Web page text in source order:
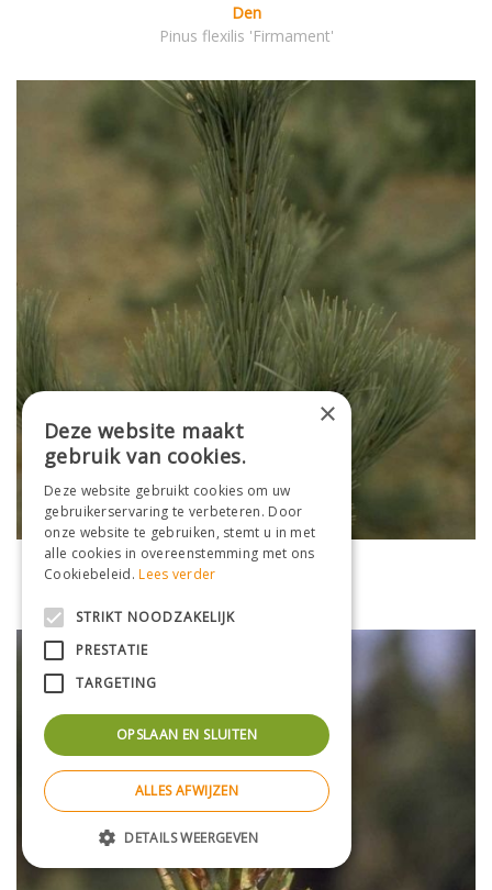
Den
Pinus flexilis 'Firmament'
Den
Pinus flexilis
×
Deze website maakt
gebruik van cookies.
Deze website gebruikt cookies om uw
gebruikerservaring te verbeteren. Door
onze website te gebruiken, stemt u in met
alle cookies in overeenstemming met ons
Cookiebeleid.Lees verder
STRIKT NOODZAKELIJK
PRESTATIE
TARGETING
OPSLAAN EN SLUITEN
ALLES AFWIJZEN
DETAILS WEERGEVEN